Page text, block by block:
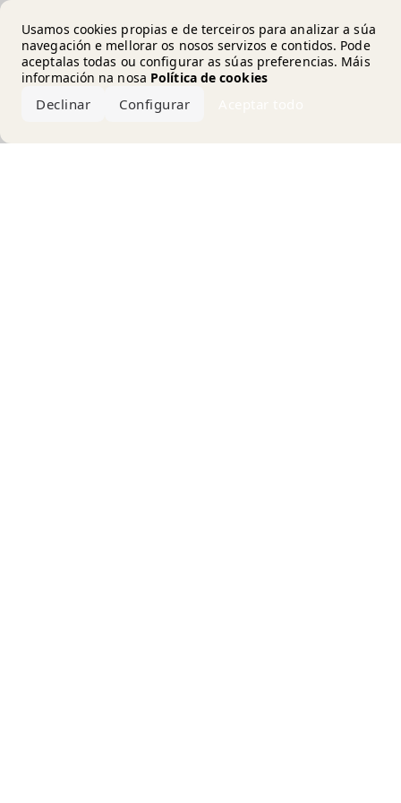
Usamos cookies propias e de terceiros para analizar a súa
navegación e mellorar os nosos servizos e contidos. Pode
aceptalas todas ou configurar as súas preferencias. Máis
información na nosa Política de cookies
Declinar Configurar
Error loading the brand